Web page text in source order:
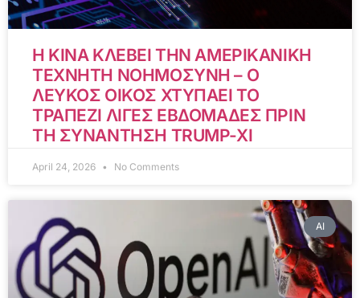
Η ΚΙΝΑ ΚΛΕΒΕΙ ΤΗΝ ΑΜΕΡΙΚΑΝΙΚΗ
ΤΕΧΝΗΤΗ ΝΟΗΜΟΣΥΝΗ – Ο
ΛΕΥΚΟΣ ΟΙΚΟΣ ΧΤΥΠΑΕΙ ΤΟ
ΤΡΑΠΕΖΙ ΛΙΓΕΣ ΕΒΔΟΜΑΔΕΣ ΠΡΙΝ
ΤΗ ΣΥΝΑΝΤΗΣΗ TRUMP-XI
April 24, 2026 No Comments
AI